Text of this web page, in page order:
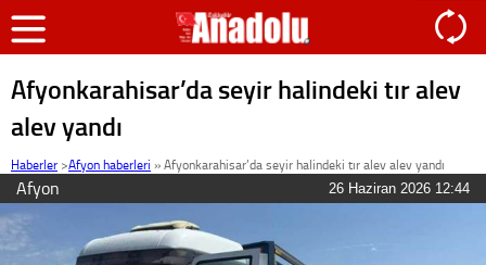
Afyonkarahisar’da seyir halindeki tır alev
alev yandı
Haberler >Afyon haberleri »Afyonkarahisar’da seyir halindeki tır alev alev yandı
Afyon 26 Haziran 2026 12:44